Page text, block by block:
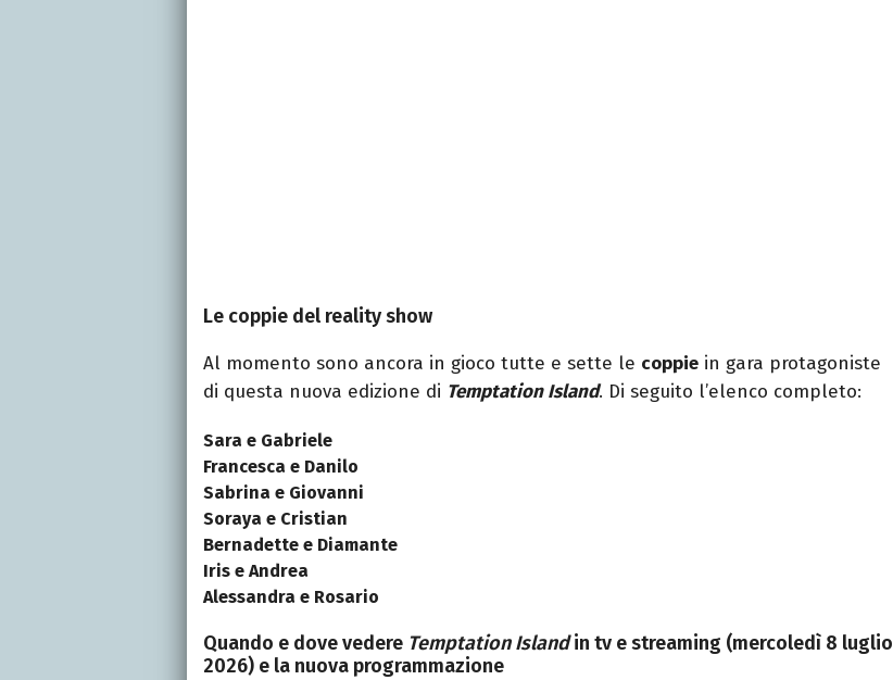
Le coppie del reality show
Al momento sono ancora in gioco tutte e sette le coppie in gara protagoniste
di questa nuova edizione di Temptation Island. Di seguito l’elenco completo:
Sara e Gabriele
Francesca e Danilo
Sabrina e Giovanni
Soraya e Cristian
Bernadette e Diamante
Iris e Andrea
Alessandra e Rosario
Quando e dove vedere Temptation Islandin tv e streaming (mercoledì 8 luglio
2026) e la nuova programmazione